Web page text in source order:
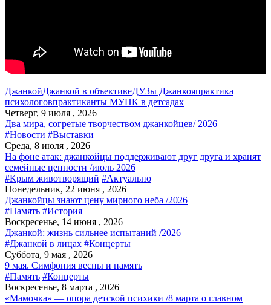
ДжанкойДжанкой в объективеДУЗы Джанкояпрактика
психологовпрактиканты МУПК в детсадах
Четверг, 9 июля , 2026
Два мира, согретые творчеством джанкойцев/ 2026
#Новости #Выставки
Среда, 8 июля , 2026
На фоне атак: джанкойцы поддерживают друг друга и хранят
семейные ценности /июль 2026
#Крым животворящий #Актуально
Понедельник, 22 июня , 2026
Джанкойцы знают цену мирного неба /2026
#Память #История
Воскресенье, 14 июня , 2026
Джанкой: жизнь сильнее испытаний /2026
#Джанкой в лицах #Концерты
Суббота, 9 мая , 2026
9 мая. Симфония весны и память
#Память #Концерты
Воскресенье, 8 марта , 2026
«Мамочка» — опора детской психики /8 марта о главном